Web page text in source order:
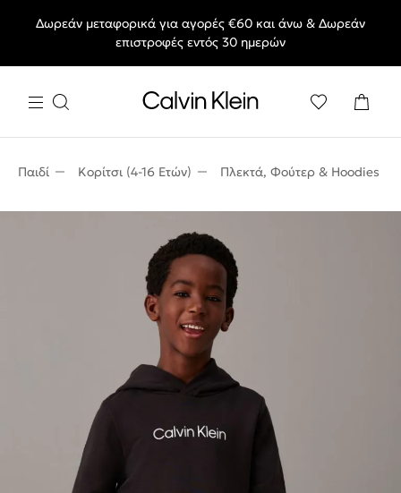
End of Season Deals: Αγαπημένα styles, στις τιμές που θες.
Δωρεάν μεταφορικά για αγορές €60 και άνω & Δωρεάν
επιστροφές εντός 30 ημερών
Παιδί Κορίτσι (4-16 Ετών) Πλεκτά, Φούτερ & Hoodies